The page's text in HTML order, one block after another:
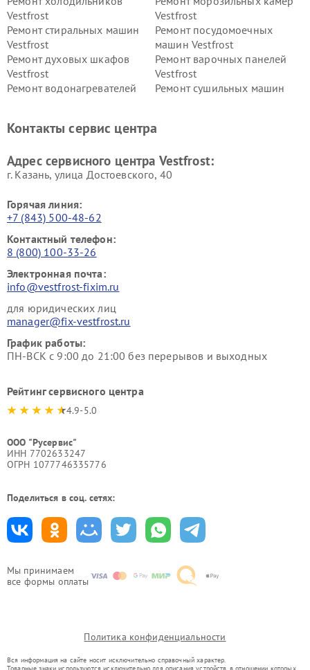
Мы принимаем
все формы оплаты
Vestfrost
Vestfrost
Ремонт стиральных машин
Vestfrost
Ремонт посудомоечных
машин Vestfrost
Ремонт духовых шкафов
Vestfrost
Ремонт варочных панелей
Vestfrost
Ремонт водонагревателей
Ремонт сушильных машин
Vestfrost
Контакты сервис центра
Адрес сервисного центра Vestfrost:
г. Казань, улица Достоевского, 40
Горячая линия:
+7 (843) 500-48-62
Контактный телефон:
8 (800) 100-33-26
Электронная почта:
info@vestfrost-fixim.ru
для юридических лиц
manager@fix-vestfrost.ru
График работы:
ПН-ВСК с 9:00 до 21:00 без перерывов и выходных
Рейтинг сервисного центра
4.9-5.0
ООО "Русервис"
ИНН 7702633247
ОГРН 1077746335776
Поделиться в соц. сетях:
Политика конфиденциальности
Вся информация на сайте носит исключительно справочный характер.